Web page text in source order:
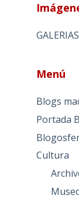
Menú
Blogs
Portada
Cultura